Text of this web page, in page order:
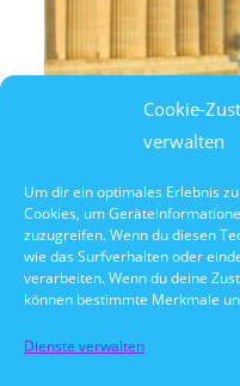
Cookie-
verwalten
Um dir ein optimales Erlebnis
Cookies, um
zuzugreifen. Wenn du diesen
wie das Surfverhalten oder
verarbeiten. Wenn du deine
können bestimmte Merkmale
Dienste verwalten
8. August 2026
14:30 Uhr